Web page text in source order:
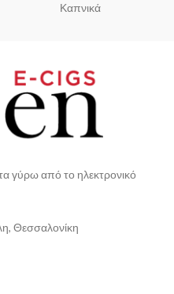
Καπνικά
γύρω από το ηλεκτρονικό
Θεσσαλονίκη